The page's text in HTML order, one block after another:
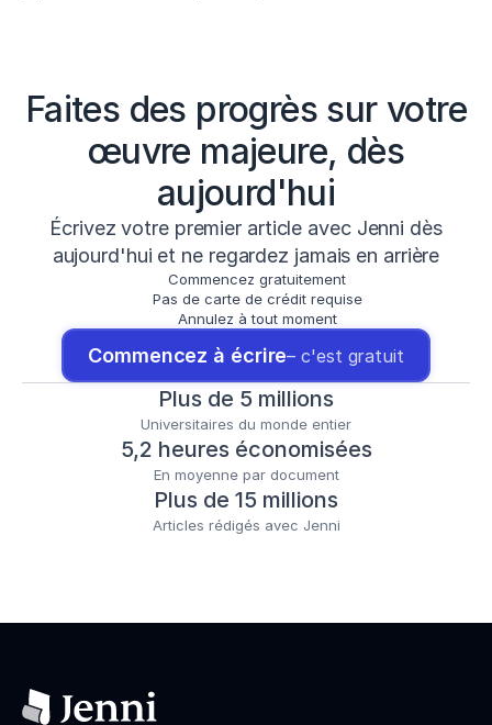
Faites des progrès sur votre
œuvre majeure, dès
aujourd'hui
Écrivez votre premier article avec Jenni dès
aujourd'hui et ne regardez jamais en arrière
Commencez gratuitement
Pas de carte de crédit requise
Annulez à tout moment
Commencez à écrire– c'est gratuit
Plus de 5 millions
Universitaires du monde entier
5,2 heures économisées
En moyenne par document
Plus de 15 millions
Articles rédigés avec Jenni